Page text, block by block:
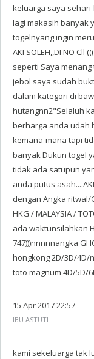
keluarga saya
lagi makasih banyak
togelnyang ingin
AKI SOLEH,,DI NO Cll
seperti Saya
jebol saya sudah
dalam kategori di
hutangnn2"Selaluh
berharga anda udah
kemana-mana tapi
banyak Dukun togel
tidak ada satupun
anda putus
dengan Angka ritwal/
HKG / MALAYSIA /
ada waktunsilahkan
747)))nnnnnangka
hongkong 2D/3D/4D/
toto magnum 4D/5D/
15 Apr 2017 22:57
IBU ASTUTI
kami sekeluarga tak